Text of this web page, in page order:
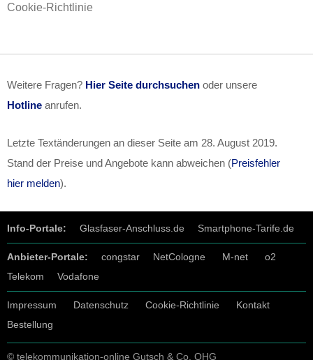
Cookie-Richtlinie
Weitere Fragen? Hier Seite durchsuchen oder unsere
Hotline anrufen.
Letzte Textänderungen an dieser Seite am 28. August 2019.
Stand der Preise und Angebote kann abweichen (Preisfehler
hier melden).
Info-Portale: Glasfaser-Anschluss.de Smartphone-Tarife.de
Anbieter-Portale: congstar NetCologne M-net
o2
Telekom
Vodafone
Impressum Datenschutz Cookie-Richtlinie
Kontakt
Bestellung
© telekommunikation-online Gutsch & Co. OHG